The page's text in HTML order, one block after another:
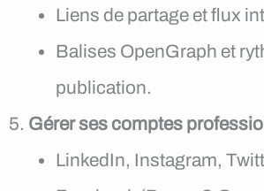
Liens de partage et flux
Balises OpenGraph et
publication.
Gérer ses comptes
LinkedIn, Instagram,